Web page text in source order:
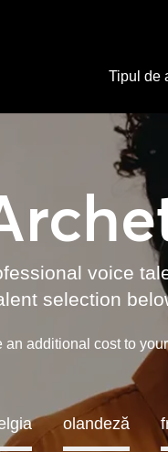
Tipul de
voice
selection
additional cost to
olandeză